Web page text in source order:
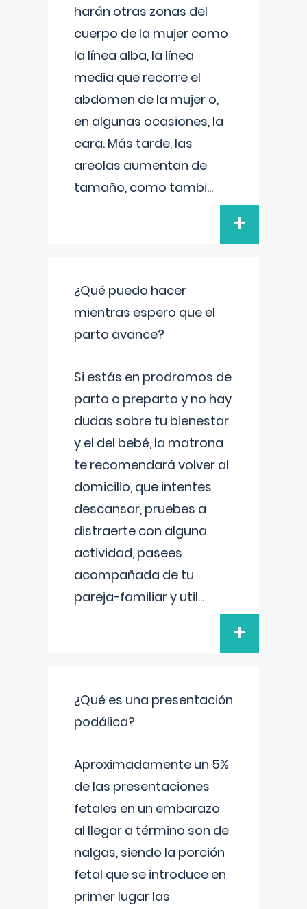
harán otras zonas del
cuerpo de la mujer como
la línea alba, la línea
media que recorre el
abdomen de la mujer o,
en algunas ocasiones, la
cara. Más tarde, las
areolas aumentan de
tamaño, como tambi...
+
¿Qué puedo hacer
mientras espero que el
parto avance?
Si estás en prodromos de
parto o preparto y no hay
dudas sobre tu bienestar
y el del bebé, la matrona
te recomendará volver al
domicilio, que intentes
descansar, pruebes a
distraerte con alguna
actividad, pasees
acompañada de tu
pareja-familiar y util...
+
¿Qué es una presentación
podálica?
Aproximadamente un 5%
de las presentaciones
fetales en un embarazo
al llegar a término son de
nalgas, siendo la porción
fetal que se introduce en
primer lugar las